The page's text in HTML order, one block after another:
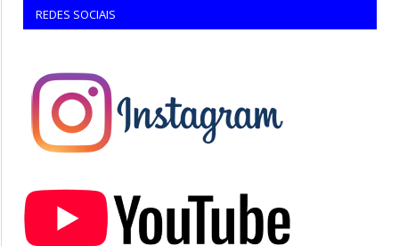
REDES SOCIAIS